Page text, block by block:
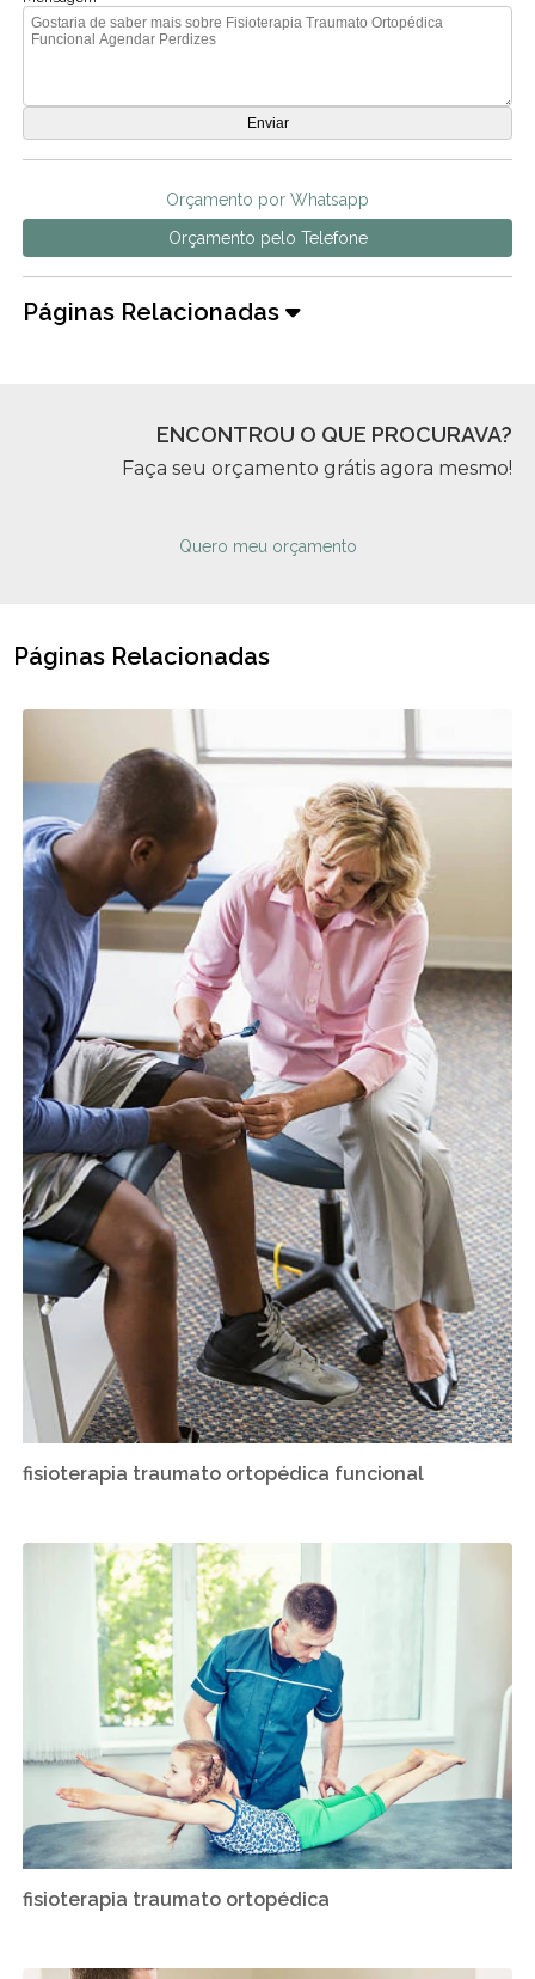
Orçamento por Whatsapp
Orçamento pelo Telefone
Páginas Relacionadas
ENCONTROU O QUE PROCURAVA?
Faça seu orçamento grátis agora mesmo!
Quero meu orçamento
Páginas Relacionadas
fisioterapia traumato ortopédica funcional
fisioterapia traumato ortopédica